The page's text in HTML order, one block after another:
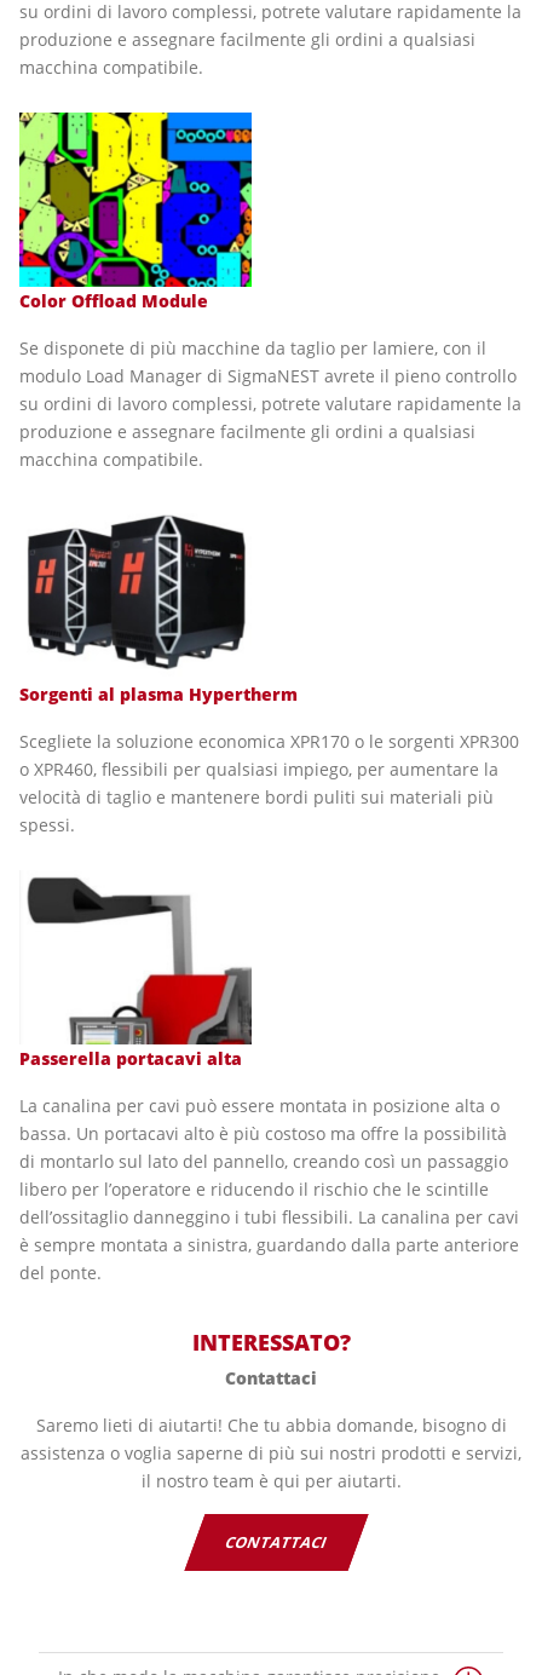
su ordini di lavoro complessi, potrete valutare rapidamente la
produzione e assegnare facilmente gli ordini a qualsiasi
macchina compatibile.
Color Offload Module
Se disponete di più macchine da taglio per lamiere, con il
modulo Load Manager di SigmaNEST avrete il pieno controllo
su ordini di lavoro complessi, potrete valutare rapidamente la
produzione e assegnare facilmente gli ordini a qualsiasi
macchina compatibile.
Sorgenti al plasma Hypertherm
Scegliete la soluzione economica XPR170 o le sorgenti XPR300
o XPR460, flessibili per qualsiasi impiego, per aumentare la
velocità di taglio e mantenere bordi puliti sui materiali più
spessi.
Passerella portacavi alta
La canalina per cavi può essere montata in posizione alta o
bassa. Un portacavi alto è più costoso ma offre la possibilità
di montarlo sul lato del pannello, creando così un passaggio
libero per l’operatore e riducendo il rischio che le scintille
dell’ossitaglio danneggino i tubi flessibili. La canalina per cavi
è sempre montata a sinistra, guardando dalla parte anteriore
del ponte.
INTERESSATO?
Contattaci
Saremo lieti di aiutarti! Che tu abbia domande, bisogno di
assistenza o voglia saperne di più sui nostri prodotti e servizi,
il nostro team è qui per aiutarti.
CONTATTACI